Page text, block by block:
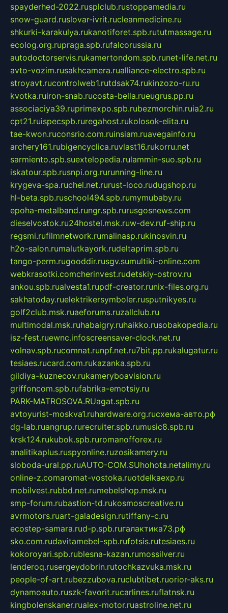
spayderhed-2022.rusplclub.rustoppamedia.ru
snow-guard.ruslovar-ivrit.rucleanmedicine.ru
shkurki-karakulya.rukanotiforet.spb.rututmassage.ru
ecolog.org.rupraga.spb.rufalcorussia.ru
autodoctorservis.rukamertondom.spb.runet-life.net.ru
avto-vozim.rusakhcamera.rualliance-electro.spb.ru
stroyavt.rucontrolweb1.rutdsak74.rukinzozo-ru.ru
kvotka.ruiron-snab.rucosta-bella.rueugrus.pp.ru
associaciya39.ruprimexpo.spb.rubezmorchin.ruia2.ru
cpt21.ruispecspb.ruregahost.rukolosok-elita.ru
tae-kwon.ruconsrio.com.ruinsiam.ruavegainfo.ru
archery161.rubigencyclica.ruvlast16.rukorru.net
sarmiento.spb.suextelopedia.rulammin-suo.spb.ru
iskatour.spb.rusnpi.org.rurunning-line.ru
krygeva-spa.ruchel.net.rurust-loco.rudugshop.ru
hl-beta.spb.ruschool494.spb.rumymubaby.ru
epoha-metalband.rungr.spb.rurusgosnews.com
dieselvostok.ru24hostel.msk.ruw-dev.ruf-ship.ru
regsmi.rufilmnetwork.rumalinasp.rukinosvin.ru
h2o-salon.rumalutkayork.rudeltaprim.spb.ru
tango-perm.rugooddir.rusgv.sumultiki-online.com
webkrasotki.comcherinvest.rudetskiy-ostrov.ru
ankou.spb.rualvesta1.rupdf-creator.runix-files.org.ru
sakhatoday.ruelektrikersymboler.rusputnikyes.ru
golf2club.msk.ruaeforums.ruzallclub.ru
multimodal.msk.ruhabaigry.ruhaikko.rusobakopedia.ru
isz-fest.ruewnc.infoscreensaver-clock.net.ru
volnav.spb.rucomnat.runpf.net.ru7bit.pp.rukalugatur.ru
tesiaes.rucard.com.rukazanka.spb.ru
gildiya-kuznecov.rukameryboavision.ru
griffoncom.spb.rufabrika-emotsiy.ru
PARK-MATROSOVA.RUagat.spb.ru
avtoyurist-moskva1.ruhardware.org.ruсхема-авто.рф
dg-lab.ruangrup.rurecruiter.spb.rumusic8.spb.ru
krsk124.rukubok.spb.ruromanofforex.ru
analitikaplus.ruspyonline.ruzosikamery.ru
sloboda-ural.pp.ruAUTO-COM.SUhohota.netalimy.ru
online-z.comaromat-vostoka.ruotdelkaexp.ru
mobilvest.rubbd.net.rumebelshop.msk.ru
smp-forum.rubastion-td.rukosmoscreative.ru
avrmotors.ruart-galadesign.rutiffany-c.ru
ecostep-samara.rud-p.spb.ruгалактика73.рф
sko.com.rudavitamebel-spb.rufotsis.rutesiaes.ru
kokoroyari.spb.rublesna-kazan.rumossilver.ru
lenderoq.rusergeydobrin.rutochkazvuka.msk.ru
people-of-art.rubezzubova.ruclubtibet.ruorior-aks.ru
dynamoauto.ruszk-favorit.rucarlines.ruflatnsk.ru
kingbolenskaner.rualex-motor.ruastroline.net.ru